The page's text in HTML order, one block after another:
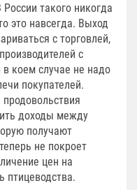
такого никогда
это навсегда. Выход
с торговлей,
с
коем случае не надо
покупателей.
доходы между
получают
не покроет
цен на
птицеводства.